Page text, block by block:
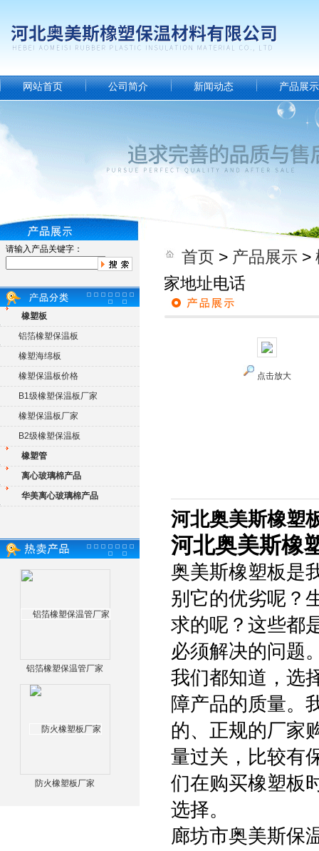
网站首页 公司简介 新闻动态 产品展示
请输入产品关键字：
橡塑板
铝箔橡塑保温板
橡塑海绵板
橡塑保温板价格
B1级橡塑保温板厂家
橡塑保温板厂家
B2级橡塑保温板
橡塑管
离心玻璃棉产品
华美离心玻璃棉产品
铝箔橡塑保温管厂家
防火橡塑板厂家
首页 > 产品展示 >
家地址电话
点击放大
河北奥美斯橡塑
河北奥美斯橡
奥美斯橡塑板是
别它的优劣呢？
求的呢？这些都
必须解决的问题
我们都知道，选
障产品的质量。
的、正规的厂家
量过关，比较有
们在购买橡塑板
选择。
廊坊市奥美斯保